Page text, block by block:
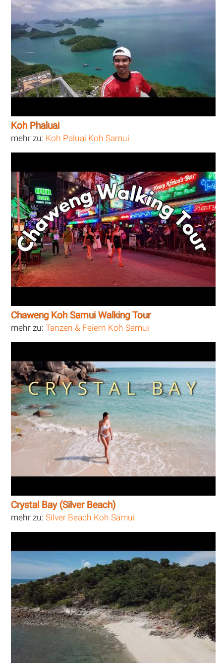
Koh Phaluai
mehr zu: Koh Paluai Koh Samui
Chaweng Koh Samui Walking Tour
mehr zu:Tanzen & Feiern Koh Samui
Crystal Bay (Silver Beach)
mehr zu:Silver Beach Koh Samui